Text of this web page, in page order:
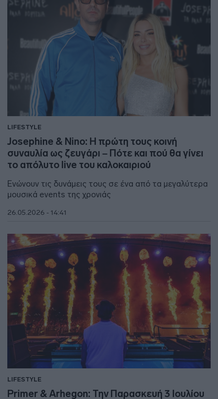
LIFESTYLE
Josephine & Nino: Η πρώτη τους κοινή
συναυλία ως ζευγάρι – Πότε και πού θα γίνει
το απόλυτο live του καλοκαιριού
Ενώνουν τις δυνάμεις τους σε ένα από τα μεγαλύτερα
μουσικά events της χρονιάς
26.05.2026 - 14:41
LIFESTYLE
Primer & Arhegon: Την Παρασκευή 3 Ιουλίου